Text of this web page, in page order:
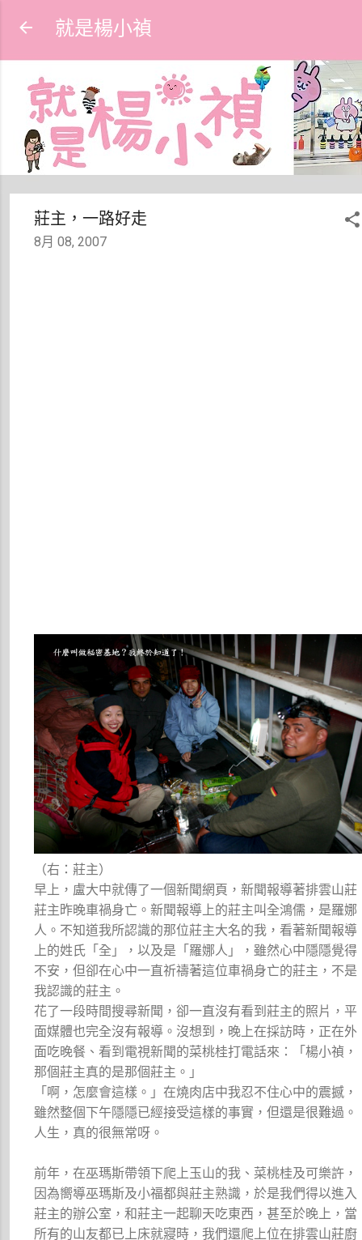
就是楊小禎
莊主，一路好走
8月 08, 2007
（右：莊主）
早上，盧大中就傳了一個新聞網頁，新聞報導著排雲山莊
莊主昨晚車禍身亡。新聞報導上的莊主叫全鴻儒，是羅娜
人。不知道我所認識的那位莊主大名的我，看著新聞報導
上的姓氏「全」，以及是「羅娜人」，雖然心中隱隱覺得
不安，但卻在心中一直祈禱著這位車禍身亡的莊主，不是
我認識的莊主。
花了一段時間搜尋新聞，卻一直沒有看到莊主的照片，平
面媒體也完全沒有報導。沒想到，晚上在採訪時，正在外
面吃晚餐、看到電視新聞的菜桃桂打電話來：「楊小禎，
那個莊主真的是那個莊主。」
「啊，怎麼會這樣。」在燒肉店中我忍不住心中的震撼，
雖然整個下午隱隱已經接受這樣的事實，但還是很難過。
人生，真的很無常呀。
前年，在巫瑪斯帶領下爬上玉山的我、菜桃桂及可樂許，
因為嚮導巫瑪斯及小福都與莊主熟識，於是我們得以進入
莊主的辦公室，和莊主一起聊天吃東西，甚至於晚上，當
所有的山友都已上床就寢時，我們還爬上位在排雲山莊廚